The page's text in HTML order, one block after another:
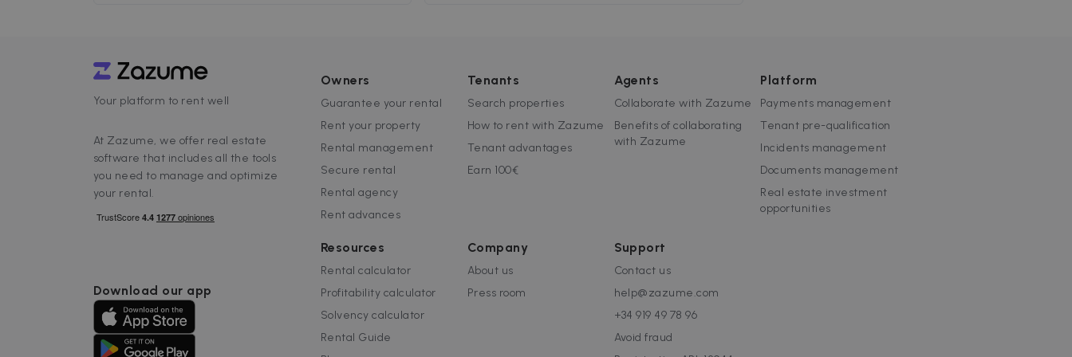
más comunes
publicación o visita de una vivienda en
venta sobre otro de alquiler y alarga el
tiempo que tarda una vivienda en
alquilarse.
Your platform to rent well
At Zazume, we offer real estate
software that includes all the tools
you need to manage and optimize
your rental.
Download our app
Owners
Guarantee your rental
Rent your property
Rental management
Secure rental
Rental agency
Rent advances
Tenants
Search properties
How to rent with Zazume
Tenant advantages
Earn 100€
Agents
Collaborate with Zazume
Benefits of collaborating
with Zazume
Platform
Payments management
Tenant pre-qualification
Incidents management
Documents management
Real estate investment
opportunities
Resources
Rental calculator
Profitability calculator
Solvency calculator
Rental Guide
Company
About us
Press room
Support
Contact us
help@zazume.com
+34 919 49 78 96
Avoid fraud